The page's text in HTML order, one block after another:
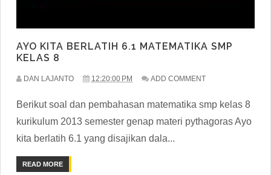
AYO KITA BERLATIH 6.1 MATEMATIKA SMP
KELAS 8
DAN LAJANTO 12:20:00 PM ADD COMMENT
Berikut soal dan pembahasan matematika smp kelas 8
kurikulum 2013 semester genap materi pythagoras Ayo
kita berlatih 6.1 yang disajikan dala...
READ MORE